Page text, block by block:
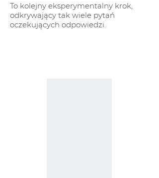
To kolejny eksperymentalny krok,
odkrywający tak wiele pytań
oczekujących odpowiedzi.